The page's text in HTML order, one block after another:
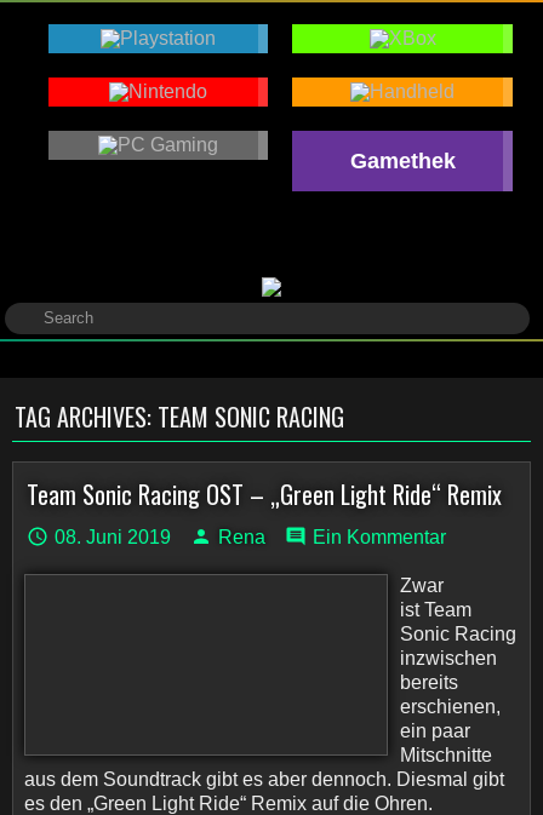
Gamethek
TAG ARCHIVES: TEAM SONIC RACING
Team Sonic Racing OST – „Green Light Ride“ Remix
08. Juni 2019 Rena Ein Kommentar
Zwar
ist Team
Sonic Racing
inzwischen
bereits
erschienen,
ein paar
Mitschnitte
aus dem Soundtrack gibt es aber dennoch. Diesmal gibt
es den „Green Light Ride“ Remix auf die Ohren.